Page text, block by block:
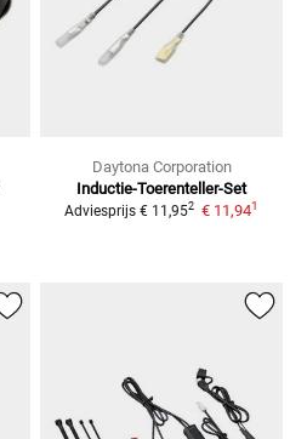
Daytona Corporation
Inductie-Toerenteller-Set
Adviesprijs € 11,952 € 11,941